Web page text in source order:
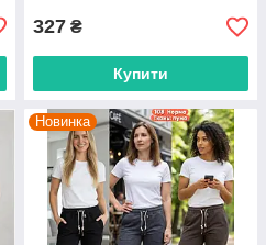
327 ₴
Купити
Новинка